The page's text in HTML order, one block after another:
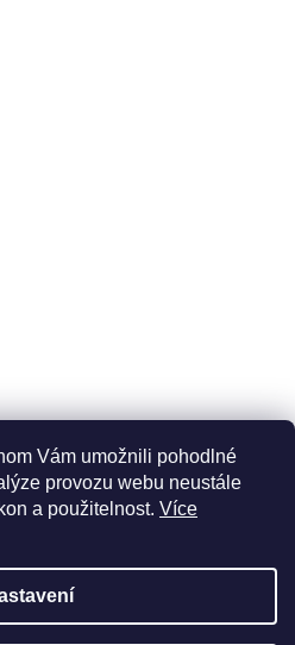
Vám umožnili pohodlné
provozu webu neustále
a použitelnost. Více
osobně vybírat stromy a
ve středu, v pátek a v neděli